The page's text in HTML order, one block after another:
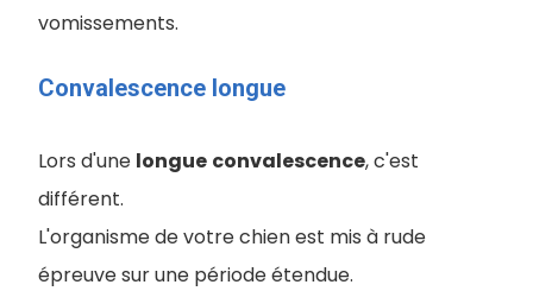
vomissements.
Convalescence longue
Lors d'une longue convalescence, c'est
différent.
L'organisme de votre chien est mis à rude
épreuve sur une période étendue.